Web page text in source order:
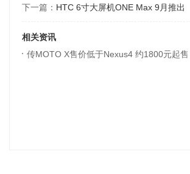
下一篇： HTC 6寸大屏机ONE Max 9月推出
相关资讯
传MOTO X售价低于Nexus4 约1800元起售